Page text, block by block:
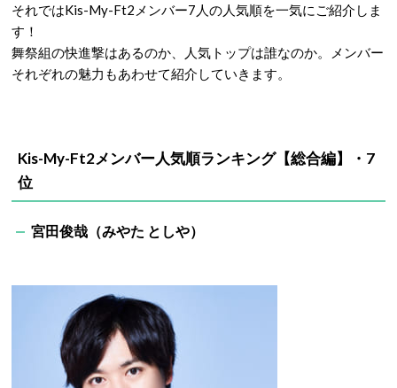
それではKis-My-Ft2メンバー7人の人気順を一気にご紹介しま
す！
舞祭組の快進撃はあるのか、人気トップは誰なのか。メンバー
それぞれの魅力もあわせて紹介していきます。
Kis-My-Ft2メンバー人気順ランキング【総合編】・7
位
宮田俊哉（みやた としや）